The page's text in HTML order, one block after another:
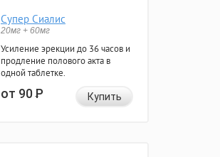
Супер Сиалис
20мг + 60мг
Усиление эрекции до 36 часов и
продление полового акта в
одной таблетке.
от 90Р Купить